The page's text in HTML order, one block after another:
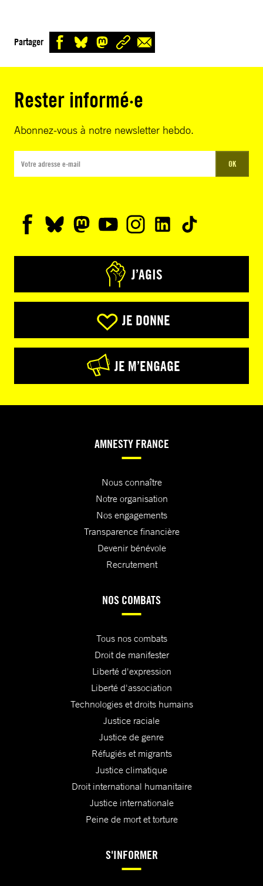
Partager
Rester informé·e
Abonnez-vous à notre newsletter hebdo.
OK
J’AGIS
JE DONNE
JE M’ENGAGE
AMNESTY FRANCE
Nous connaître
Notre organisation
Nos engagements
Transparence financière
Devenir bénévole
Recrutement
NOS COMBATS
Tous nos combats
Droit de manifester
Liberté d'expression
Liberté d'association
Technologies et droits humains
Justice raciale
Justice de genre
Réfugiés et migrants
Justice climatique
Droit international humanitaire
Justice internationale
Peine de mort et torture
S'INFORMER